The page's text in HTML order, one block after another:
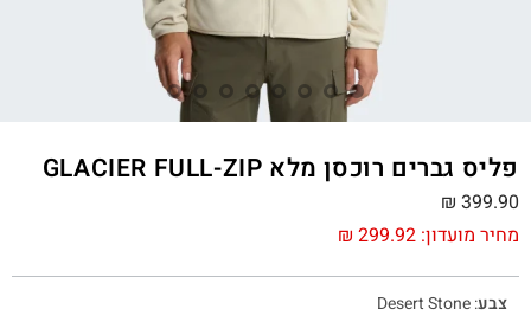
פליס גברים רוכסן מלא GLACIER FULL-ZIP
מחיר מועדון: ₪ 299.92
₪ 399.90
צבע:
Desert Stone